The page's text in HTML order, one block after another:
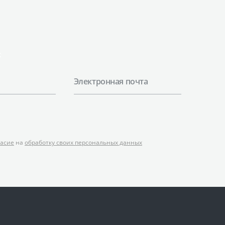
Электронная почта
на обработку своих персональных данных